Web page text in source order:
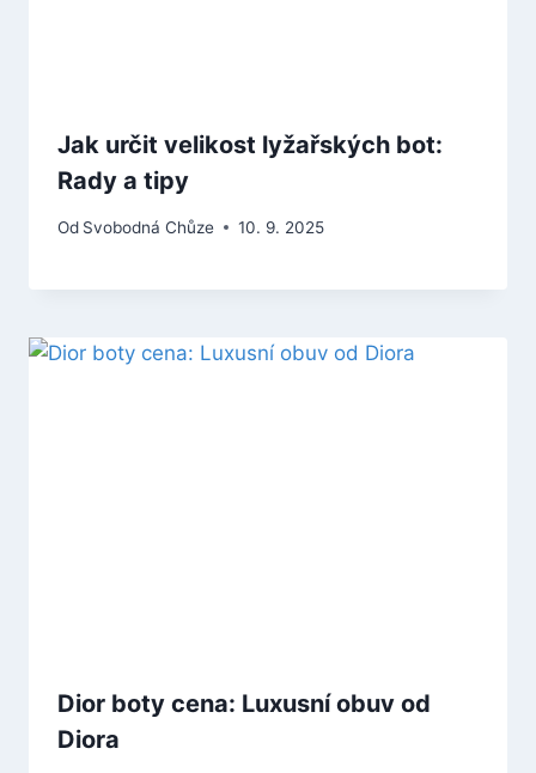
Jak určit velikost lyžařských bot:
Rady a tipy
Od Svobodná Chůze 10. 9. 2025
Dior boty cena: Luxusní obuv od
Diora